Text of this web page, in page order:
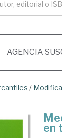
AGENCIA
/
en